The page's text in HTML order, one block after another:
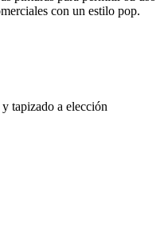
con un estilo pop.
tapizado a elección